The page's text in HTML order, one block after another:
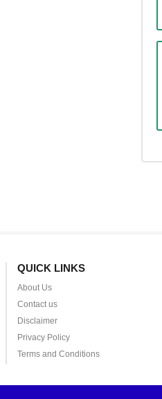
QUICK LINKS
About Us
Contact us
Disclaimer
Privacy Policy
Terms and Conditions